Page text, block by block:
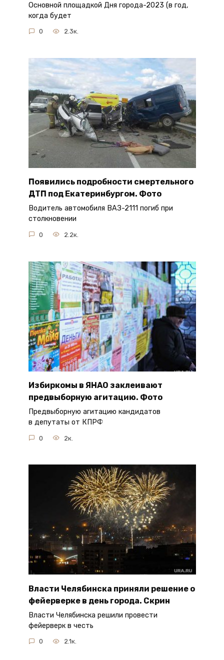
Основной площадкой Дня города-2023 (в год,
когда будет
0 2.3к.
Появились подробности смертельного
ДТП под Екатеринбургом. Фото
Водитель автомобиля ВАЗ-2111 погиб при
столкновении
0 2.2к.
Избиркомы в ЯНАО заклеивают
предвыборную агитацию. Фото
Предвыборную агитацию кандидатов
в депутаты от КПРФ
0 2к.
Власти Челябинска приняли решение о
фейерверке в день города. Скрин
Власти Челябинска решили провести
фейерверк в честь
0 2.1к.